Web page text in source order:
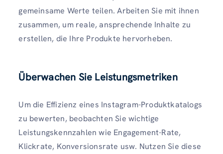
gemeinsame Werte teilen. Arbeiten Sie mit ihnen
zusammen, um reale, ansprechende Inhalte zu
erstellen, die Ihre Produkte hervorheben.
Überwachen Sie Leistungsmetriken
Um die Effizienz eines Instagram-Produktkatalogs
zu bewerten, beobachten Sie wichtige
Leistungskennzahlen wie Engagement-Rate,
Klickrate, Konversionsrate usw. Nutzen Sie diese